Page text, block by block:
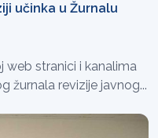
učinka u Žurnalu
web stranici i kanalima
žurnala revizije javnog...